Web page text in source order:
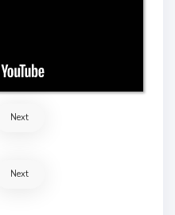
Next
Next